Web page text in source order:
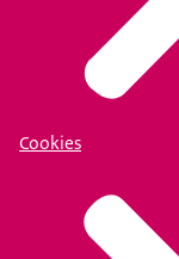
Cookies